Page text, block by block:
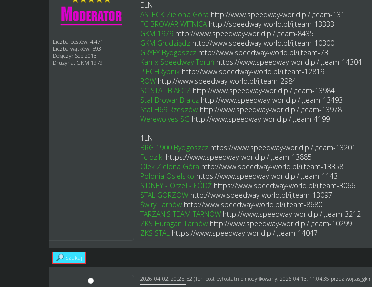
Liczba postów: 4,471
Liczba wątków: 593
Dołączył: Sep 2013
Drużyna: GKM 1979
ELN
ASTECK Zielona Góra http://www.speedway-world.pl/i,team-131
FC BROWAR WITNICA http://speedway-world.pl/i,team-13333
GKM 1979 http://www.speedway-world.pl/i,team-8435
GKM Grudziądz http://www.speedway-world.pl/i,team-10300
GRYFY Bydgoszcz http://www.speedway-world.pl/i,team-73
Karrix Speedway Toruń https://www.speedway-world.pl/i,team-14304
PIECHRybnik http://www.speedway-world.pl/i,team-12819
ROW http://www.speedway-world.pl/i,team-2984
SC STAL BIAŁCZ http://www.speedway-world.pl/i,team-13984
Stal-Browar Bialcz http://www.speedway-world.pl/i,team-13493
Stal H69 Rzeszów http://www.speedway-world.pl/i,team-13978
Werewolves SG http://www.speedway-world.pl/i,team-4199
1LN
BRG 1900 Bydgoszcz https://www.speedway-world.pl/i,team-13201
Fc dziki https://www.speedway-world.pl/i,team-13885
Olek Zielona Góra http://www.speedway-world.pl/i,team-13358
Polonia Osielsko https://www.speedway-world.pl/i,team-1143
SIDNEY - Orzeł - ŁÓDŹ https://www.speedway-world.pl/i,team-3066
STAL GORZOW http://www.speedway-world.pl/i,team-13097
Świry Tarnów http://www.speedway-world.pl/i,team-8680
TARZAN'S TEAM TARNÓW http://www.speedway-world.pl/i,team-3212
ZKS Huragan Tarnów http://www.speedway-world.pl/i,team-10299
ZKS STAL https://www.speedway-world.pl/i,team-14047
Szukaj
2026-04-02, 20:25:52 (Ten post był ostatnio modyfikowany: 2026-04-13, 11:04:35 przez wojtas_gkm